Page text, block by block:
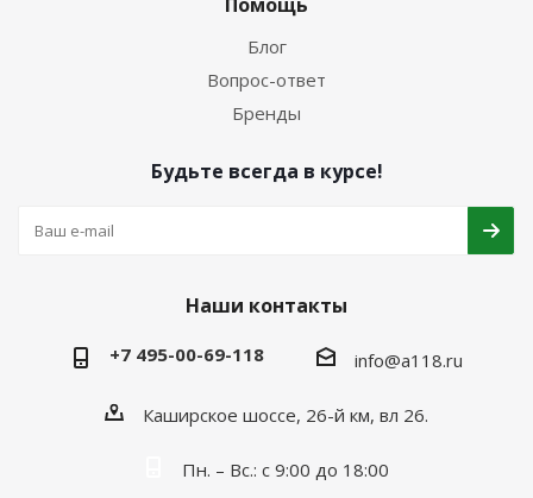
Блог
Вопрос-ответ
Бренды
Будьте всегда в курсе!
Наши контакты
+7 495-00-69-118 info@a118.ru
Каширское шоссе, 26-й км, вл 26.
Пн. – Вс.: с 9:00 до 18:00